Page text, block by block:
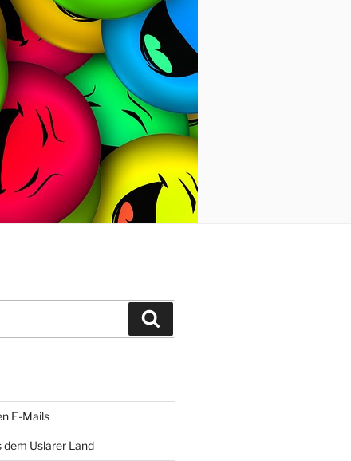
E-Mails
dem Uslarer Land